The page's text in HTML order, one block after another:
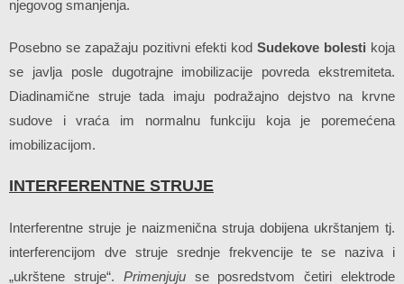
njegovog smanjenja.
Posebno se zapažaju pozitivni efekti kod Sudekove bolesti koja
se javlja posle dugotrajne imobilizacije povreda ekstremiteta.
Diadinamične struje tada imaju podražajno dejstvo na krvne
sudove i vraća im normalnu funkciju koja je poremećena
imobilizacijom.
INTERFERENTNE STRUJE
Interferentne struje je naizmenična struja dobijena ukrštanjem tj.
interferencijom dve struje srednje frekvencije te se naziva i
„ukrštene struje“. Primenjuju se posredstvom četiri elektrode